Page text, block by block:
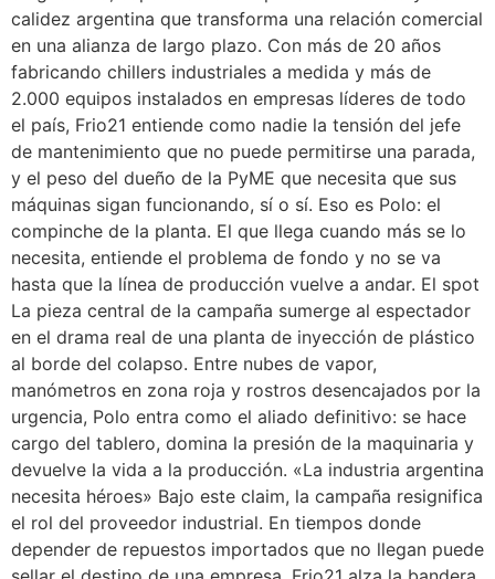
calidez argentina que transforma una relación comercial
en una alianza de largo plazo. Con más de 20 años
fabricando chillers industriales a medida y más de
2.000 equipos instalados en empresas líderes de todo
el país, Frio21 entiende como nadie la tensión del jefe
de mantenimiento que no puede permitirse una parada,
y el peso del dueño de la PyME que necesita que sus
máquinas sigan funcionando, sí o sí. Eso es Polo: el
compinche de la planta. El que llega cuando más se lo
necesita, entiende el problema de fondo y no se va
hasta que la línea de producción vuelve a andar. El spot
La pieza central de la campaña sumerge al espectador
en el drama real de una planta de inyección de plástico
al borde del colapso. Entre nubes de vapor,
manómetros en zona roja y rostros desencajados por la
urgencia, Polo entra como el aliado definitivo: se hace
cargo del tablero, domina la presión de la maquinaria y
devuelve la vida a la producción. «La industria argentina
necesita héroes» Bajo este claim, la campaña resignifica
el rol del proveedor industrial. En tiempos donde
depender de repuestos importados que no llegan puede